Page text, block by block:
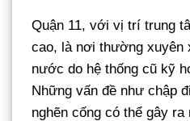
Quận 11, với vị trí trung
cao, là nơi thường xuyên
nước do hệ thống cũ kỹ
Những vấn đề như chập
nghẽn cống có thể gây ra